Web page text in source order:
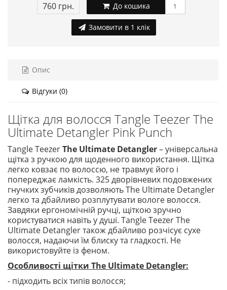
760 грн. До кошика
Замовити в 1 клік
Опис
Відгуки (0)
Щітка для волосся Tangle Teezer The
Ultimate Detangler Pink Punch
Tangle TeezerThe Ultimate Detangler– універсальна
щітка з ручкою для щоденного використання. Щітка
легко ковзає по волоссю, не травмує його і
попереджає ламкість. 325 дворівневих подовжених
гнучких зубчиків дозволяють The Ultimate Detangler
легко та дбайливо розплутувати вологе волосся.
Завдяки ергономічній ручці, щіткою зручно
користуватися навіть у душі. Tangle Teezer The
Ultimate Detangler також дбайливо розчісує сухе
волосся, надаючи їм блиску та гладкості. Не
використовуйте із феном.
Особливості щітки The Ultimate Detangler:
- підходить всіх типів волосся;